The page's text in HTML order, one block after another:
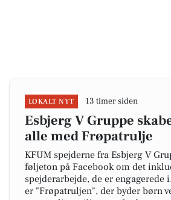
LOKALT NYT 13 timer siden
Esbjerg V Gruppe
alle med Frøpatrulje
KFUM spejderne fra Esbjerg V
føljeton på Facebook om det
spejderarbejde, de er
er "Frøpatruljen", der byder børn